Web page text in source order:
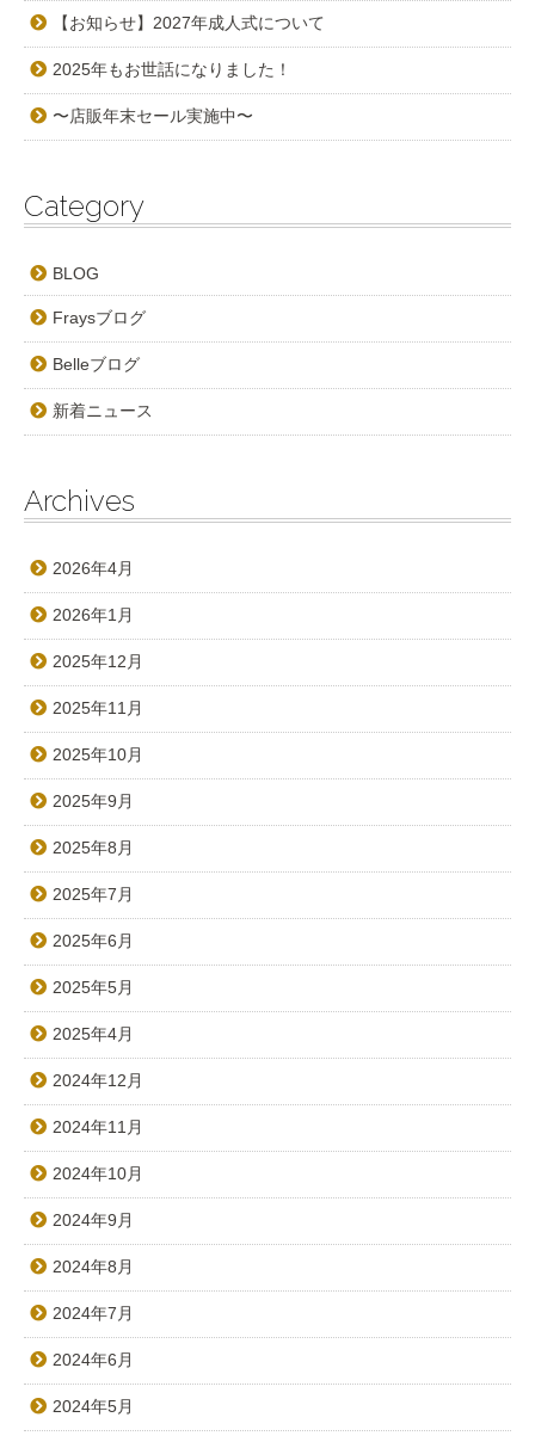
【お知らせ】2027年成人式について
2025年もお世話になりました！
〜店販年末セール実施中〜
Category
BLOG
Fraysブログ
Belleブログ
新着ニュース
Archives
2026年4月
2026年1月
2025年12月
2025年11月
2025年10月
2025年9月
2025年8月
2025年7月
2025年6月
2025年5月
2025年4月
2024年12月
2024年11月
2024年10月
2024年9月
2024年8月
2024年7月
2024年6月
2024年5月